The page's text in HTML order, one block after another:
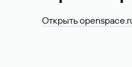
Открыть